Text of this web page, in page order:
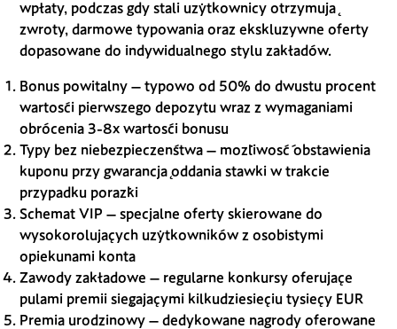
wpłaty, podczas gdy stali użytkownicy otrzymują
zwroty, darmowe typowania oraz ekskluzywne oferty
dopasowane do indywidualnego stylu zakładów.
Bonus powitalny – typowo od 50% do dwustu procent
wartości pierwszego depozytu wraz z wymaganiami
obrócenia 3-8x wartości bonusu
Typy bez niebezpieczeństwa – możliwość obstawienia
kuponu przy gwarancją oddania stawki w trakcie
przypadku porażki
Schemat VIP – specjalne oferty skierowane do
wysokorolujących użytkowników z osobistymi
opiekunami konta
Zawody zakładowe – regularne konkursy oferujące
pulami premii sięgającymi kilkudziesięciu tysięcy EUR
Premia urodzinowy – dedykowane nagrody oferowane